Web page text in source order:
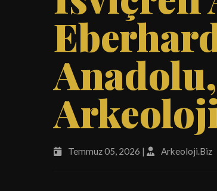
Temmuz 05, 2026 | Arkeoloji.Biz